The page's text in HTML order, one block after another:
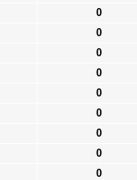
0
0
0
0
0
0
0
0
0